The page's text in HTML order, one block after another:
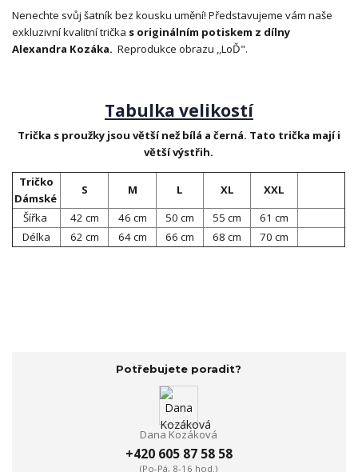
Nenechte svůj šatník bez kousku umění! Představujeme vám naše
exkluzivní kvalitní trička s originálním potiskem z dílny
Alexandra Kozáka. Reprodukce obrazu ,,LoĎ".
Tabulka velikostí
Trička s proužky jsou větší než bílá a černá. Tato trička mají i
větší výstřih.
Tričko
Dámské
S M L XL
XXL
Šířka
42 cm 46 cm 50 cm 55 cm
61 cm
Délka
62 cm 64 cm 66 cm 68 cm 70 cm
Potřebujete poradit?
Dana Kozáková
+420 605 87 58 58
(Po-Pá, 8-16 hod.)